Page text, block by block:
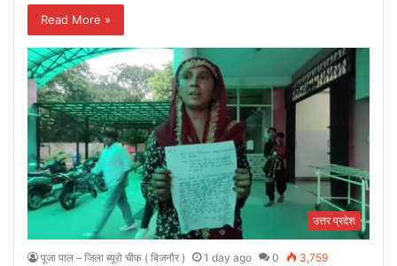
Read More »
उत्तर प्रदेश
पूजा पाल – जिला ब्यूरो चीफ ( बिजनौर ) 1 day ago 0 3,759